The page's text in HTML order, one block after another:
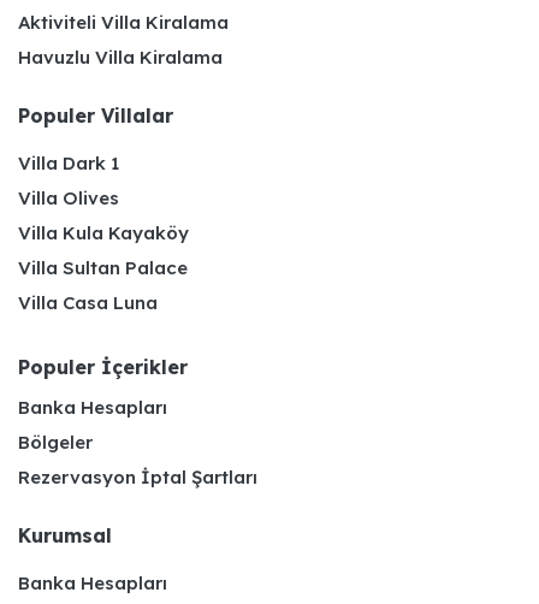
Aktiviteli Villa Kiralama
Havuzlu Villa Kiralama
Populer Villalar
Villa Dark 1
Villa Olives
Villa Kula Kayaköy
Villa Sultan Palace
Villa Casa Luna
Populer İçerikler
Banka Hesapları
Bölgeler
Rezervasyon İptal Şartları
Kurumsal
Banka Hesapları